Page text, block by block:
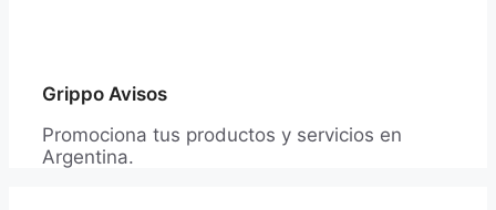
Grippo Avisos
Promociona tus productos y servicios en
Argentina.